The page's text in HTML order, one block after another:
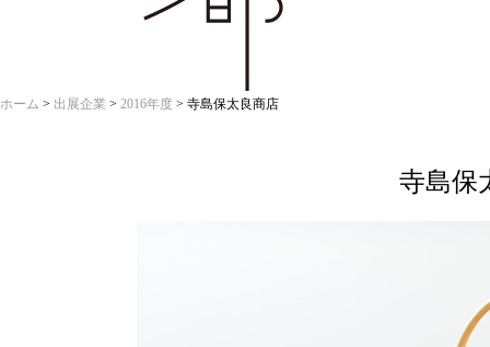
ホーム > 出展企業 > 2016年度 > 寺島保太良商店
寺島保